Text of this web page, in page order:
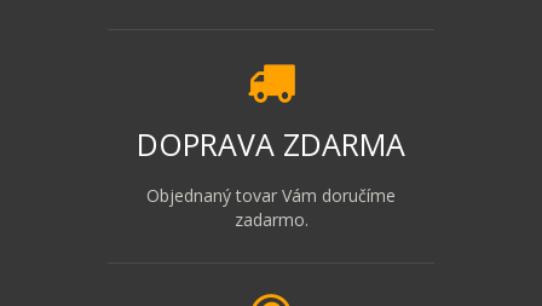
DOPRAVA ZDARMA
Objednaný tovar Vám doručíme
zadarmo.